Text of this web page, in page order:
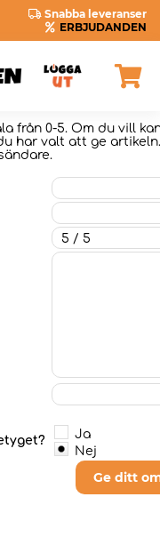
Snabba leveranser
ERBJUDANDEN
från 0-5. Om du vill
har valt att ge artikeln.
Ja
Nej
Ge ditt